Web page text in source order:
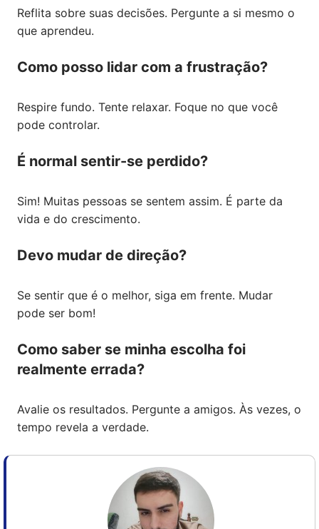
Reflita sobre suas decisões. Pergunte a si mesmo o
que aprendeu.
Como posso lidar com a frustração?
Respire fundo. Tente relaxar. Foque no que você
pode controlar.
É normal sentir-se perdido?
Sim! Muitas pessoas se sentem assim. É parte da
vida e do crescimento.
Devo mudar de direção?
Se sentir que é o melhor, siga em frente. Mudar
pode ser bom!
Como saber se minha escolha foi
realmente errada?
Avalie os resultados. Pergunte a amigos. Às vezes, o
tempo revela a verdade.